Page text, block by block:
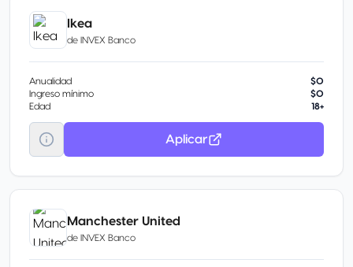
Ikea
de INVEX Banco
Anualidad
$0
Ingreso mínimo
$0
Edad
18+
Aplicar
Manchester United
de INVEX Banco